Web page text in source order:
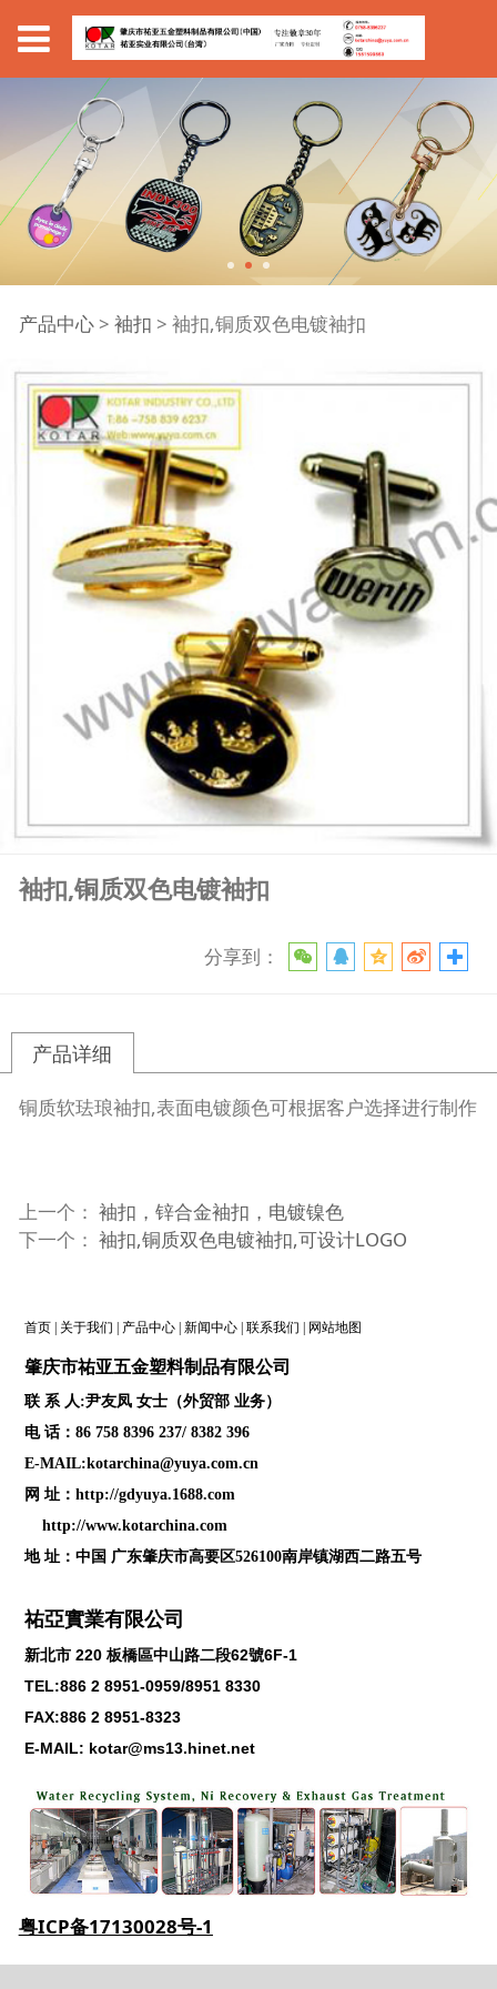
袖扣,铜质双色电镀袖扣
产品中心> 袖扣 > 袖扣,铜质双色电镀袖扣
袖扣,铜质双色电镀袖扣
分享到：
产品详细
铜质软珐琅袖扣,表面电镀颜色可根据客户选择进行制作
上一个： 袖扣，锌合金袖扣，电镀镍色
下一个： 袖扣,铜质双色电镀袖扣,可设计LOGO
首页| 关于我们 | 产品中心| 新闻中心| 联系我们 | 网站地图
肇庆市祐亚五金塑料制品有限公司
联 系 人:尹友凤 女士（外贸部 业务）
电 话：86 758 8396 237/ 8382 396
E-MAIL:kotarchina@yuya.com.cn
网 址： http://gdyuya.1688.com
http://www.kotarchina.com
地 址：中国 广东肇庆市高要区526100南岸镇湖西二路五号
祐亞實業有限公司
新北市220 板橋區中山路二段62號6F-1
TEL:886 2 8951-0959/8951 8330
FAX:886 2 8951-8323
E-MAIL: kotar@ms13.hinet.net
粤ICP备17130028号-1